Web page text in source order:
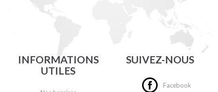
INFORMATIONS
UTILES
SUIVEZ-NOUS
Facebook